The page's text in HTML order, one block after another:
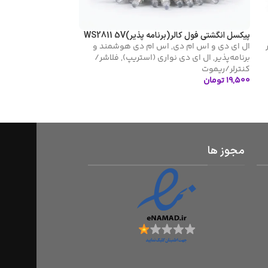
پیکسل انگشتی فول کالر(برنامه پذیر)WS2811 5V
ال ای دی و اس ام دی, اس ام دی هوشمند و
برنامه‌پذیر, ال ای دی نواری (استریپ), فلاشر/
کنترلر/ریموت
۱۹,۵۰۰ تومان
مجوز ها